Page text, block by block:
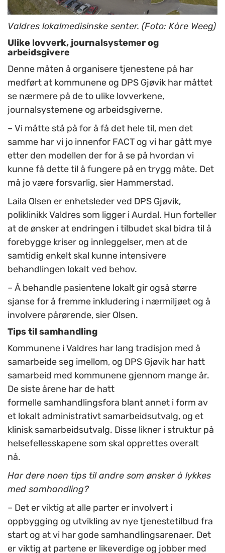
Valdres lokalmedisinske senter. (Foto: Kåre Weeg)
Ulike lovverk, journalsystemer og
arbeidsgivere
Denne måten å organisere tjenestene på har
medført at kommunene og DPS Gjøvik har måttet
se nærmere på de to ulike lovverkene,
journalsystemene og arbeidsgiverne.
– Vi måtte stå på for å få det hele til, men det
samme har vi jo innenfor FACT og vi har gått mye
etter den modellen der for å se på hvordan vi
kunne få dette til å fungere på en trygg måte. Det
må jo være forsvarlig, sier Hammerstad.
Laila Olsen er enhetsleder ved DPS Gjøvik,
poliklinikk Valdres som ligger i Aurdal. Hun forteller
at de ønsker at endringen i tilbudet skal bidra til å
forebygge kriser og innleggelser, men at de
samtidig enkelt skal kunne intensivere
behandlingen lokalt ved behov.
– Å behandle pasientene lokalt gir også større
sjanse for å fremme inkludering i nærmiljøet og å
involvere pårørende, sier Olsen.
Tipstil samhandling
Kommunene i Valdres har lang tradisjon med å
samarbeide seg imellom, og DPS Gjøvik har hatt
samarbeid med kommunene gjennom mange år.
De siste årene har de hatt
formelle samhandlingsfora blant annet i form av
et lokalt administrativt samarbeidsutvalg, og et
klinisk samarbeidsutvalg. Disse likner i struktur på
helsefellesskapene som skal opprettes overalt
nå.
Har dere noen tips til andre som ønsker å lykkes
med samhandling?
– Det erviktig atalle parter er involvert i
oppbygging og utvikling av nye tjenestetilbud fra
start og at vi har gode samhandlingsarenaer. Det
er viktig at partene er likeverdige og jobber med